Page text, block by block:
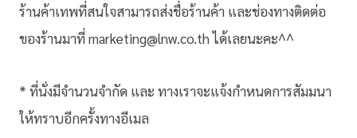
ร้านค้าเทพที่สนใจสามารถส่งชื่อร้านค้า และช่องทางติดต่อ
ของร้านมาที่ marketing@lnw.co.th ได้เลยนะคะ^^
* ที่นั่งมีจำนวนจำกัด และ ทางเราจะแจ้งกำหนดการสัมมนา
ให้ทราบอีกครั้งทางอีเมล